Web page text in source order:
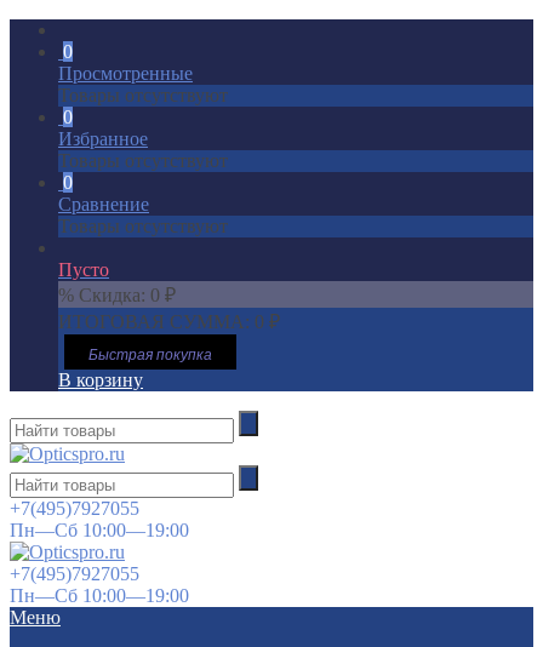
0
Просмотренные
Товары отсутствуют
0
Избранное
Товары отсутствуют
0
Сравнение
Товары отсутствуют
Пусто
% Скидка: 0 ₽
ИТОГОВАЯ СУММА: 0 ₽
Быстрая покупка
В корзину
+7(495)7927055
Пн—Сб 10:00—19:00
+7(495)7927055
Пн—Сб 10:00—19:00
Меню